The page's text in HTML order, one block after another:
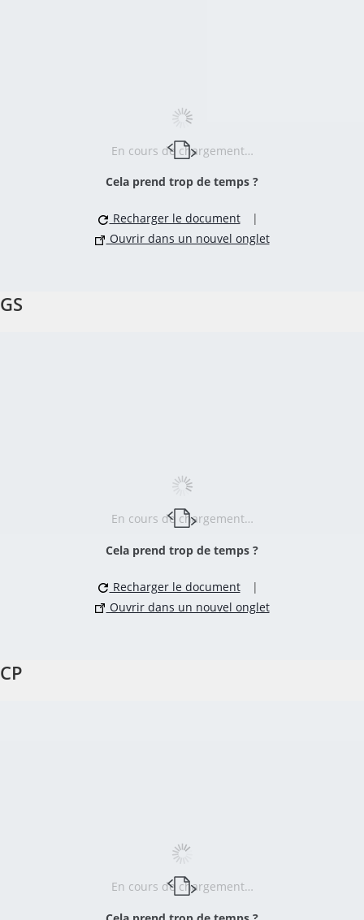
En cours de chargement…
Cela prend trop de temps ?
Recharger le document
|
Ouvrir dans un nouvel onglet
GS
En cours de chargement…
Cela prend trop de temps ?
Recharger le document
|
Ouvrir dans un nouvel onglet
CP
En cours de chargement…